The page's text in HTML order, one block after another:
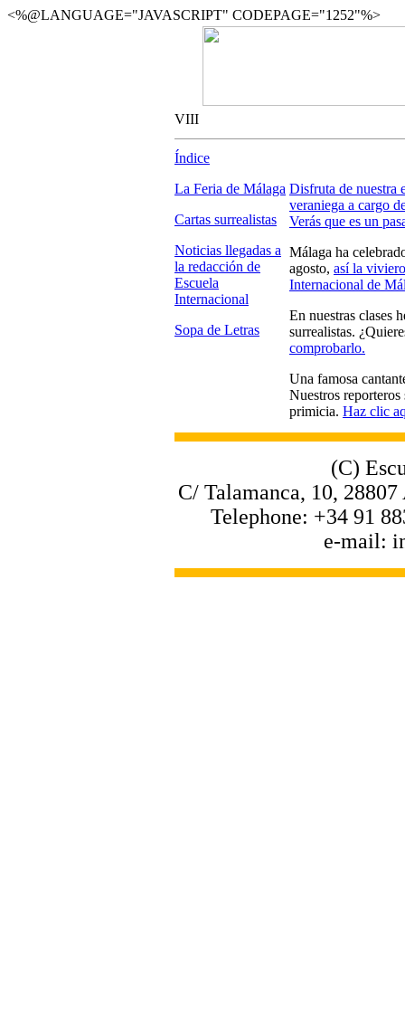
<%@LANGUAGE="JAVASCRIPT" CODEPAGE="1252"%>
VIII
Índice
La Feria de Málaga
Cartas surrealistas
Noticias llegadas a
la redacción de
Escuela
Internacional
Sopa de Letras
Disfruta de nuestra
veraniega a cargo
Verás que es un
Málaga ha
agosto, así la
Internacional de
En nuestras clases
surrealistas.
comprobarlo.
Una famosa
Nuestros
primicia. Haz clic
(C)
C/ Talamanca, 10,
Telephone: +34 91
e-mail: